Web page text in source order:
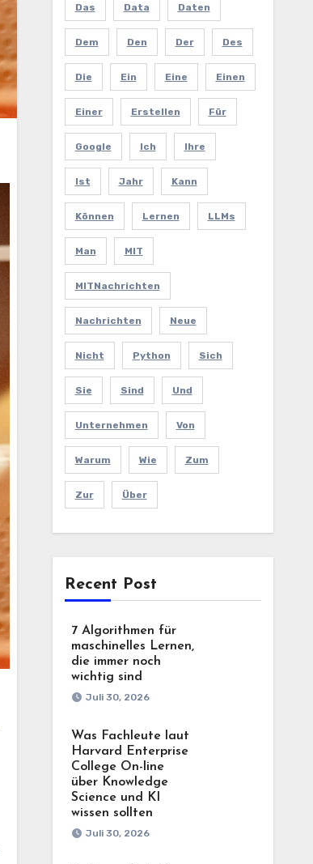
Das Data Daten
Dem Den Der Des
Die Ein Eine Einen
Einer Erstellen Für
Google Ich Ihre
Ist Jahr Kann
Können Lernen LLMs
Man MIT
MITNachrichten
Nachrichten Neue
Nicht Python Sich
Sie Sind Und
Unternehmen Von
Warum Wie Zum
Zur Über
Recent Post
7 Algorithmen für
maschinelles Lernen,
die immer noch
wichtig sind
Juli 30, 2026
Was Fachleute laut
Harvard Enterprise
College On-line
über Knowledge
Science und KI
wissen sollten
Juli 30, 2026